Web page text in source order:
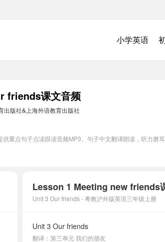
小学英语
friends课文音频
出版社&上海外语教育出版社
重点句子点读跟读音频MP3、句子中文翻译朗读，听力磨
Lesson 1 Meeting new friends
Unit 3 Our friends - 粤教沪外版英语三年级上册
Unit 3 Our friends
翻译：第三单元 我们的朋友